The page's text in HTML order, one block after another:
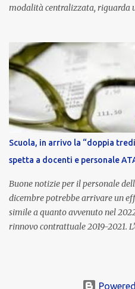
modalità centralizzata, riguarda
ordinaria di ottobre . Cos’è la
retribuzione di risultato
stipendio dei dirigenti scolastici.
la qualità dell’attività svolta, la
raggiungimento degli obiettivi
e del Merito (MIM) . Per l’anno
completato la procedura di
che ha poi disposto la
importi e le trattenute L’importo
Scuola, in arrivo la “doppia
spetta a docenti e personale
Buone notizie per il personale
dicembre potrebbe arrivare un
simile a quanto avvenuto nel
rinnovo contrattuale 2019-2021.
un’integrazione straordinaria